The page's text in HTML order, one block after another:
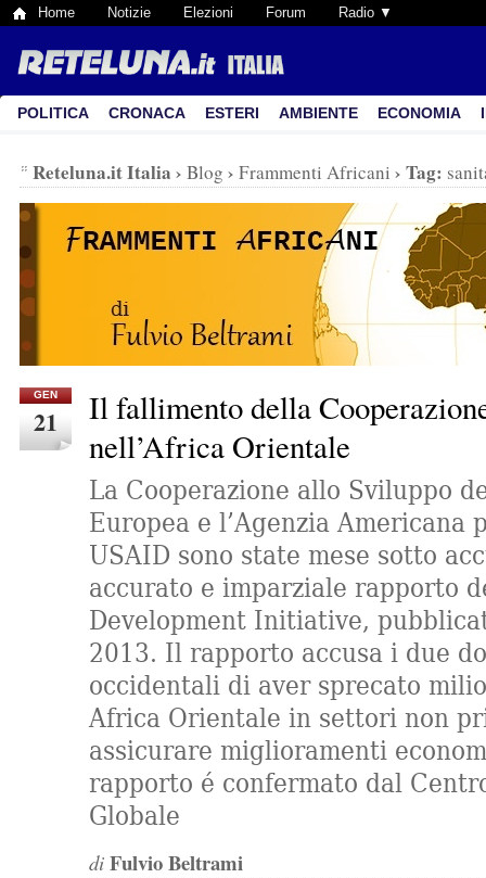
Home Notizie Elezioni Forum Radio ▼
POLITICA CRONACA ESTERI AMBIENTE ECONOMIA
Reteluna.it Italia › Blog › Frammenti Africani › Tag:
GEN
21
Il fallimento della
nell’Africa Orientale
La Cooperazione allo Sviluppo
Europea e l’Agenzia Americana
USAID sono state mese sotto
accurato e imparziale rapporto
Development Initiative,
2013. Il rapporto accusa i due
occidentali di aver sprecato
Africa Orientale in settori non
assicurare miglioramenti
rapporto é confermato dal
Globale
di Fulvio Beltrami